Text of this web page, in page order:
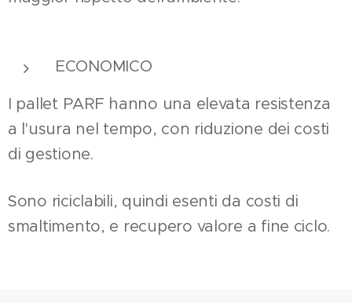
ECONOMICO
I pallet PARF hanno una elevata resistenza
a l'usura nel tempo, con riduzione dei costi
di gestione.
Sono riciclabili, quindi esenti da costi di
smaltimento, e recupero valore a fine ciclo.